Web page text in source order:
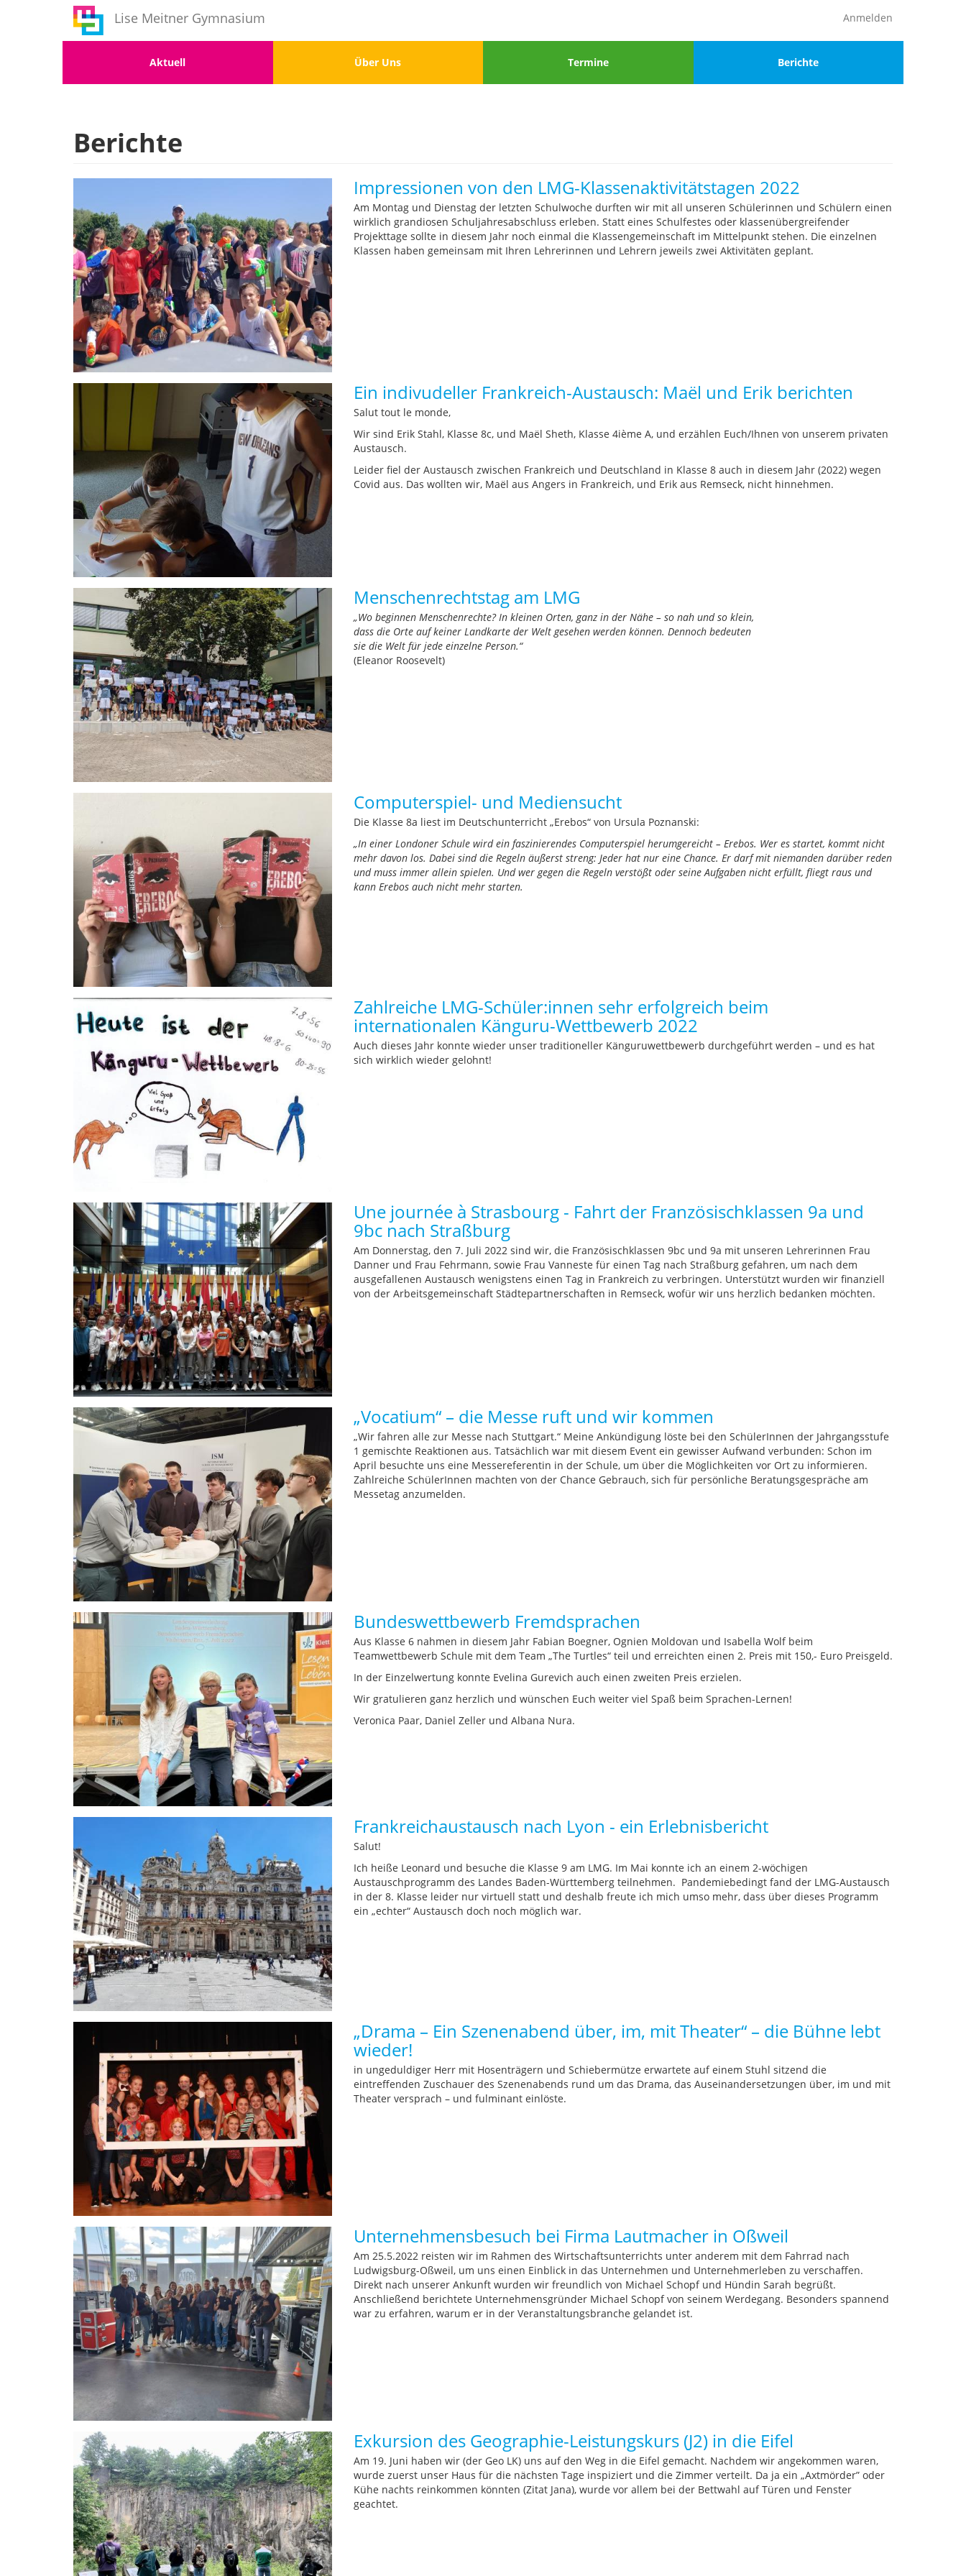
Lise Meitner Gymnasium
Benutzermenü Anmelden
1
Aktuell
2
Über Uns
3
Termine
4
Berichte
Berichte
Impressionen von den LMG-Klassenaktivitätstagen 2022
Am Montag und Dienstag der letzten Schulwoche durften wir mit all unseren Schülerinnen und Schülern einen
wirklich grandiosen Schuljahresabschluss erleben. Statt eines Schulfestes oder klassenübergreifender
Projekttage sollte in diesem Jahr noch einmal die Klassengemeinschaft im Mittelpunkt stehen. Die einzelnen
Klassen haben gemeinsam mit Ihren Lehrerinnen und Lehrern jeweils zwei Aktivitäten geplant.
Ein indivudeller Frankreich-Austausch: Maël und Erik berichten
Salut tout le monde,
Wir sind Erik Stahl, Klasse 8c, und Maël Sheth, Klasse 4ième A, und erzählen Euch/Ihnen von unserem privaten
Austausch.
Leider fiel der Austausch zwischen Frankreich und Deutschland in Klasse 8 auch in diesem Jahr (2022) wegen
Covid aus. Das wollten wir, Maël aus Angers in Frankreich, und Erik aus Remseck, nicht hinnehmen.
Menschenrechtstag am LMG
„Wo beginnen Menschenrechte? In kleinen Orten, ganz in der Nähe – so nah und so klein,
dass die Orte auf keiner Landkarte der Welt gesehen werden können. Dennoch bedeuten
sie die Welt für jede einzelne Person.“
(Eleanor Roosevelt)
Computerspiel- und Mediensucht
Die Klasse 8a liest im Deutschunterricht „Erebos“ von Ursula Poznanski:
„In einer Londoner Schule wird ein faszinierendes Computerspiel herumgereicht – Erebos. Wer es startet, kommt nicht
mehr davon los. Dabei sind die Regeln äußerst streng: Jeder hat nur eine Chance. Er darf mit niemanden darüber reden
und muss immer allein spielen. Und wer gegen die Regeln verstößt oder seine Aufgaben nicht erfüllt, fliegt raus und
kann Erebos auch nicht mehr starten.
Zahlreiche LMG-Schüler:innen sehr erfolgreich beim
internationalen Känguru-Wettbewerb 2022
Auch dieses Jahr konnte wieder unser traditioneller Känguruwettbewerb durchgeführt werden – und es hat
sich wirklich wieder gelohnt!
Une journée à Strasbourg - Fahrt der Französischklassen 9a und
9bc nach Straßburg
Am Donnerstag, den 7. Juli 2022 sind wir, die Französischklassen 9bc und 9a mit unseren Lehrerinnen Frau
Danner und Frau Fehrmann, sowie Frau Vanneste für einen Tag nach Straßburg gefahren, um nach dem
ausgefallenen Austausch wenigstens einen Tag in Frankreich zu verbringen. Unterstützt wurden wir finanziell
von der Arbeitsgemeinschaft Städtepartnerschaften in Remseck, wofür wir uns herzlich bedanken möchten.
„Vocatium“ – die Messe ruft und wir kommen
„Wir fahren alle zur Messe nach Stuttgart.“ Meine Ankündigung löste bei den SchülerInnen der Jahrgangsstufe
1 gemischte Reaktionen aus. Tatsächlich war mit diesem Event ein gewisser Aufwand verbunden: Schon im
April besuchte uns eine Messereferentin in der Schule, um über die Möglichkeiten vor Ort zu informieren.
Zahlreiche SchülerInnen machten von der Chance Gebrauch, sich für persönliche Beratungsgespräche am
Messetag anzumelden.
Bundeswettbewerb Fremdsprachen
Aus Klasse 6 nahmen in diesem Jahr Fabian Boegner, Ognien Moldovan und Isabella Wolf beim
Teamwettbewerb Schule mit dem Team „The Turtles“ teil und erreichten einen 2. Preis mit 150,- Euro Preisgeld.
In der Einzelwertung konnte Evelina Gurevich auch einen zweiten Preis erzielen.
Wir gratulieren ganz herzlich und wünschen Euch weiter viel Spaß beim Sprachen-Lernen!
Veronica Paar, Daniel Zeller und Albana Nura.
Frankreichaustausch nach Lyon - ein Erlebnisbericht
Salut!
Ich heiße Leonard und besuche die Klasse 9 am LMG. Im Mai konnte ich an einem 2-wöchigen
Austauschprogramm des Landes Baden-Württemberg teilnehmen. Pandemiebedingt fand der LMG-Austausch
in der 8. Klasse leider nur virtuell statt und deshalb freute ich mich umso mehr, dass über dieses Programm
ein „echter“ Austausch doch noch möglich war.
„Drama – Ein Szenenabend über, im, mit Theater“ – die Bühne lebt
wieder!
in ungeduldiger Herr mit Hosenträgern und Schiebermütze erwartete auf einem Stuhl sitzend die
eintreffenden Zuschauer des Szenenabends rund um das Drama, das Auseinandersetzungen über, im und mit
Theater versprach – und fulminant einlöste.
Unternehmensbesuch bei Firma Lautmacher in Oßweil
Am 25.5.2022 reisten wir im Rahmen des Wirtschaftsunterrichts unter anderem mit dem Fahrrad nach
Ludwigsburg-Oßweil, um uns einen Einblick in das Unternehmen und Unternehmerleben zu verschaffen.
Direkt nach unserer Ankunft wurden wir freundlich von Michael Schopf und Hündin Sarah begrüßt.
Anschließend berichtete Unternehmensgründer Michael Schopf von seinem Werdegang. Besonders spannend
war zu erfahren, warum er in der Veranstaltungsbranche gelandet ist.
Exkursion des Geographie-Leistungskurs (J2) in die Eifel
Am 19. Juni haben wir (der Geo LK) uns auf den Weg in die Eifel gemacht. Nachdem wir angekommen waren,
wurde zuerst unser Haus für die nächsten Tage inspiziert und die Zimmer verteilt. Da ja ein „Axtmörder” oder
Kühe nachts reinkommen könnten (Zitat Jana), wurde vor allem bei der Bettwahl auf Türen und Fenster
geachtet.